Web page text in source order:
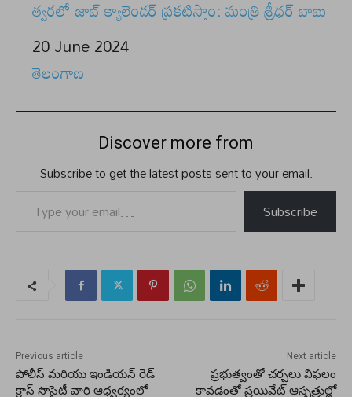
త్వరలో జాబ్ క్యాలెండర్ ప్రకటిస్తాం: మంత్రి శ్రీధర్ బాబు
Date
20 June 2024
In relation to
తెలంగాణ
Discover more from
Subscribe to get the latest posts sent to your email.
Subscribe
Previous article
పోలీస్ మరియు ఇండియన్ రెడ్
క్రాస్ సొసైటీ వారి ఆధ్వర్యంలో
Next article
ప్రభుత్వంతో చర్చలు విఫలం
కావడంతో ప్రయివేట్ ఆస్పత్రుల్లో